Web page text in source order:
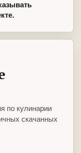
по кулинарии
скачанных